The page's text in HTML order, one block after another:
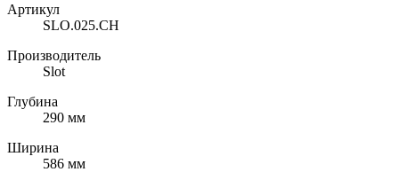
Артикул
SLO.025.CH
Производитель
Slot
Глубина
290 мм
Ширина
586 мм